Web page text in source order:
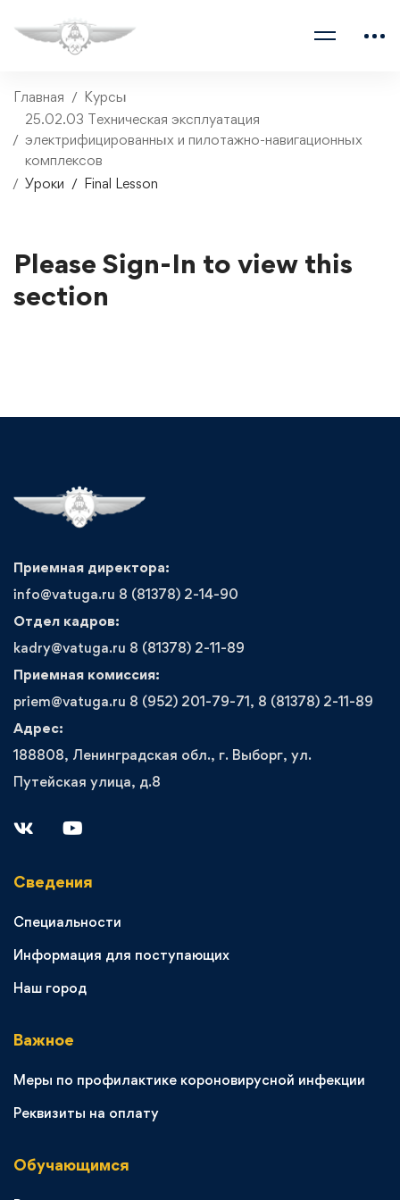
Главная
Курсы
25.02.03 Техническая эксплуатация
электрифицированных и пилотажно-навигационных
комплексов
Уроки
Final Lesson
Please Sign-In to view this
section
Приемная директора:
info@vatuga.ru 8 (81378) 2-14-90
Отдел кадров:
kadry@vatuga.ru 8 (81378) 2-11-89
Приемная комиссия:
priem@vatuga.ru 8 (952) 201-79-71, 8 (81378) 2-11-89
Адрес:
188808, Ленинградская обл., г. Выборг, ул.
Путейская улица, д.8
Сведения
Специальности
Информация для поступающих
Наш город
Важное
Меры по профилактике короновирусной инфекции
Реквизиты на оплату
Обучающимся